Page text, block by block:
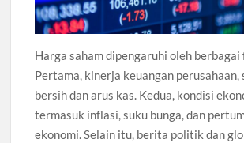
Harga saham dipengaruhi oleh
Pertama, kinerja keuangan perusahaan,
bersih dan arus kas. Kedua, kondisi
termasuk inflasi, suku bunga, dan
ekonomi. Selain itu, berita politik dan